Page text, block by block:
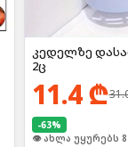
კედელზე
2ც
11.4₾
-63%
🛒 ბოლო 24სთ-ში